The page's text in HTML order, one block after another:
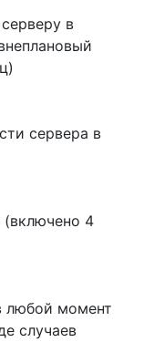
в
сервера в
4
любой момент
случаев